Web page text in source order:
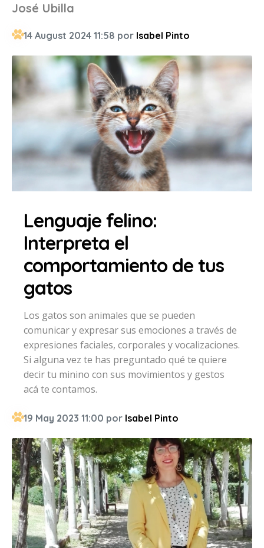
José Ubilla
14 August 2024 11:58 por Isabel Pinto
Lenguaje felino:
Interpreta el
comportamiento de tus
gatos
Los gatos son animales que se pueden
comunicar y expresar sus emociones a través de
expresiones faciales, corporales y vocalizaciones.
Si alguna vez te has preguntado qué te quiere
decir tu minino con sus movimientos y gestos
acá te contamos.
19 May 2023 11:00 por Isabel Pinto